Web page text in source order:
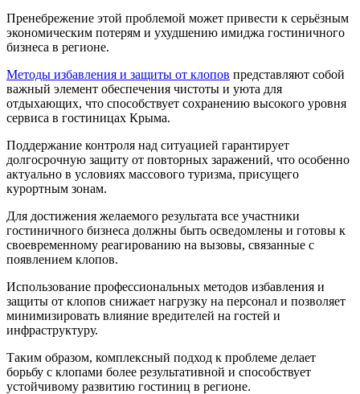
Пренебрежение этой проблемой может привести к серьёзным
экономическим потерям и ухудшению имиджа гостиничного
бизнеса в регионе.
Методы избавления и защиты от клопов представляют собой
важный элемент обеспечения чистоты и уюта для
отдыхающих, что способствует сохранению высокого уровня
сервиса в гостиницах Крыма.
Поддержание контроля над ситуацией гарантирует
долгосрочную защиту от повторных заражений, что особенно
актуально в условиях массового туризма, присущего
курортным зонам.
Для достижения желаемого результата все участники
гостиничного бизнеса должны быть осведомлены и готовы к
своевременному реагированию на вызовы, связанные с
появлением клопов.
Использование профессиональных методов избавления и
защиты от клопов снижает нагрузку на персонал и позволяет
минимизировать влияние вредителей на гостей и
инфраструктуру.
Таким образом, комплексный подход к проблеме делает
борьбу с клопами более результативной и способствует
устойчивому развитию гостиниц в регионе.